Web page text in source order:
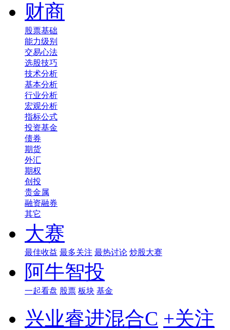
财商
股票基础
能力级别
交易心法
选股技巧
技术分析
基本分析
行业分析
宏观分析
指标公式
投资基金
债券
期货
外汇
期权
创投
贵金属
融资融券
其它
大赛
最佳收益 最多关注 最热讨论 炒股大赛
阿牛智投
一起看盘 股票 板块 基金
兴业睿进混合C +关注